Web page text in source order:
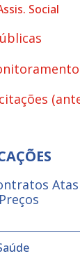
Social